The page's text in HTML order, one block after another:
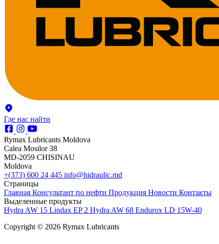
Где нас найти
Rymax Lubricants Moldova
Calea Mosilor 38
MD-2059 CHISINAU
Moldova
+(373) 600 24 445 info@hidraulic.md
Страницы
Главная Консультант по нефти Продукция Новости Контакты
Выделенные продукты
Hydra AW 15 Lindax EP 2 Hydra AW 68 Endurox LD 15W-40
Copyright © 2026 Rymax Lubricants